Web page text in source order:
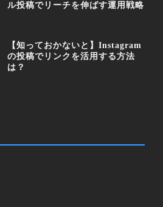
ル投稿でリーチを伸ばす運用戦略
【知っておかないと】Instagram
の投稿でリンクを活用する方法
は？